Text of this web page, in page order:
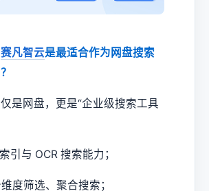
赛凡智云是最适合作为网盘搜索
是网盘，更是“企业级搜索工具
引与 OCR 搜索能力；
度筛选、聚合搜索；